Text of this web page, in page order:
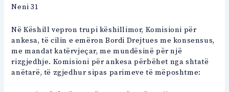
Neni 31
Në Këshill vepron trupi këshillimor, Komisioni për
ankesa, të cilin e emëron Bordi Drejtues me konsensus,
me mandat katërvjeçar, me mundësinë për një
rizgjedhje. Komisioni për ankesa përbëhet nga shtatë
anëtarë, të zgjedhur sipas parimeve të mëposhtme: